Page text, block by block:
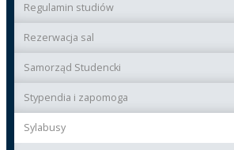
Regulamin studiów
Rezerwacja sal
Samorząd Studencki
Stypendia i zapomoga
Sylabusy